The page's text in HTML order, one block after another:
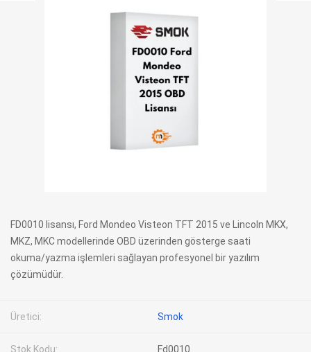
FD0010 lisansı, Ford Mondeo Visteon TFT 2015 ve Lincoln MKX,
MKZ, MKC modellerinde OBD üzerinden gösterge saati
okuma/yazma işlemleri sağlayan profesyonel bir yazılım
çözümüdür.
Üretici: Smok
Stok Kodu: Fd0010